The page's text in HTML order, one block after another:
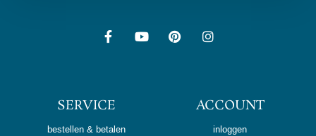
SERVICE
bestellen & betalen
ACCOUNT
inloggen